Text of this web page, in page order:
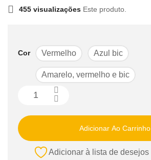
455 visualizações Este produto.
Cor Vermelho Azul bic
Amarelo, vermelho e bic
Adicionar Ao Carrinho
Adicionar à lista de desejos